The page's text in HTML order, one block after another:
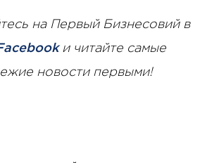
на Первый Бизнесовий в
и читайте самые
новости первыми!